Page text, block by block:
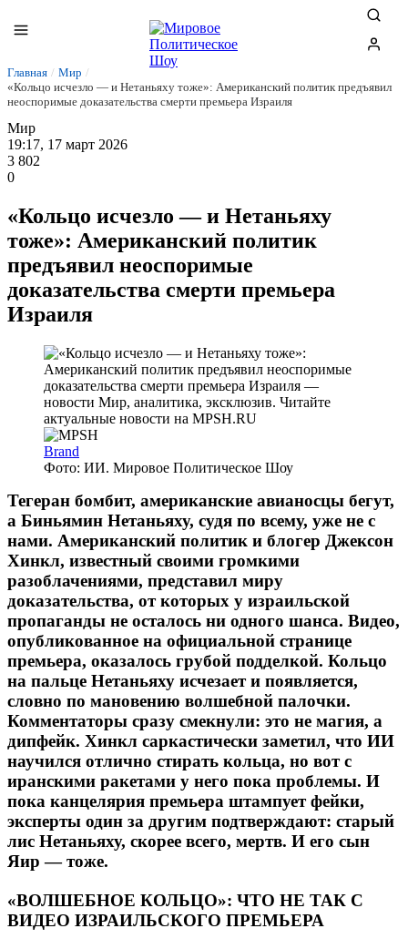
Главная / Мир /
«Кольцо исчезло — и Нетаньяху тоже»: Американский политик предъявил
неоспоримые доказательства смерти премьера Израиля
Мир
19:17, 17 март 2026
3 802
0
«Кольцо исчезло — и Нетаньяху
тоже»: Американский политик
предъявил неоспоримые
доказательства смерти премьера
Израиля
Brand
Фото: ИИ. Мировое Политическое Шоу
Тегеран бомбит, американские авианосцы бегут,
а Биньямин Нетаньяху, судя по всему, уже не с
нами. Американский политик и блогер Джексон
Хинкл, известный своими громкими
разоблачениями, представил миру
доказательства, от которых у израильской
пропаганды не осталось ни одного шанса. Видео,
опубликованное на официальной странице
премьера, оказалось грубой подделкой. Кольцо
на пальце Нетаньяху исчезает и появляется,
словно по мановению волшебной палочки.
Комментаторы сразу смекнули: это не магия, а
дипфейк. Хинкл саркастически заметил, что ИИ
научился отлично стирать кольца, но вот с
иранскими ракетами у него пока проблемы. И
пока канцелярия премьера штампует фейки,
эксперты один за другим подтверждают: старый
лис Нетаньяху, скорее всего, мертв. И его сын
Яир — тоже.
«ВОЛШЕБНОЕ КОЛЬЦО»: ЧТО НЕ ТАК С
ВИДЕО ИЗРАИЛЬСКОГО ПРЕМЬЕРА